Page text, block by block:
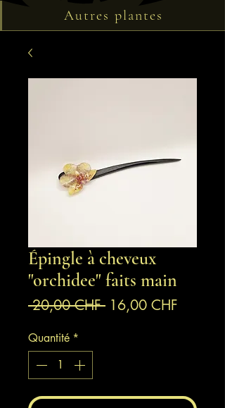
Autres plantes
Épingle à cheveux
"orchidee" faits main
20,00 CHF Prix
16,00 CHF
Quantité *